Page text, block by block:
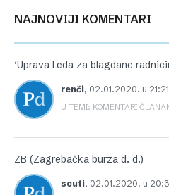
NAJNOVIJI KOMENTARI
‘Uprava Leda za blagdane
renči, 02.01.2020. u 21:21
U TEMI: KOMENTARI
ZB (Zagrebačka burza d. d.)
scuti, 02.01.2020. u